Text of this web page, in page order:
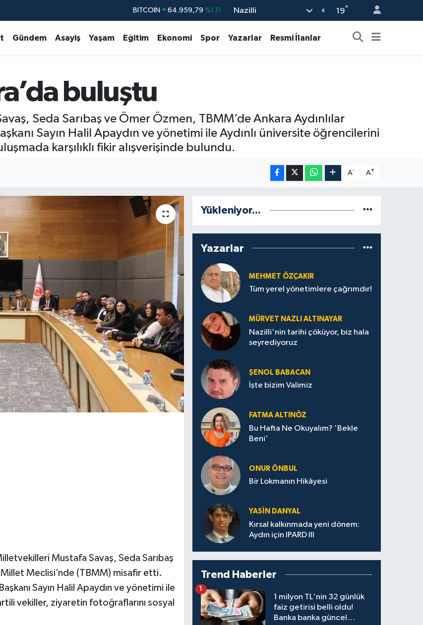
DOLAR 47,7436 %0.18
BITCOIN
Nazilli 19°
Gündem Asayiş Yaşam Eğitim Ekonomi Spor Yazarlar Resmi İlanlar
buluştu
Seda Sarıbaş ve Ömer Özmen, TBMM’de Ankara Aydınlılar
Sayın Halil Apaydın ve yönetimi ile Aydınlı üniversite öğrencilerini
karşılıklı fikir alışverişinde bulundu.
A- A+
Mustafa Savaş, Seda Sarıbaş
Meclisi’nde (TBMM) misafir etti.
Sayın Halil Apaydın ve yönetimi ile
vekiller, ziyaretin fotoğraflarını sosyal
Yükleniyor...
Yazarlar
MEHMET ÖZÇAKIR
Tüm yerel yönetimlere çağrımdır!
MÜRVET NAZLI ALTINAYAR
Nazilli'nin tarihi çöküyor, biz hala
seyrediyoruz
ŞENOL BABACAN
İşte bizim Valimiz
FATMA ALTINÖZ
Bu Hafta Ne Okuyalım? 'Bekle
Beni'
ONUR ÖNBUL
Bir Lokmanın Hikâyesi
YASIN DANYAL
Kırsal kalkınmada yeni dönem:
Aydın için IPARD III
Trend Haberler
1 milyon TL'nin 32 günlük
faiz getirisi belli oldu!
Banka banka güncel
1